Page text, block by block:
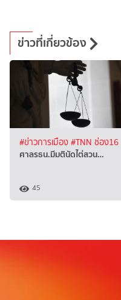
ข่าวที่เกี่ยวข้อง
#ข่าวการเมือง#TNN ช่อง16
ศาลรธน.มีมตินัดไต่สวน…
45